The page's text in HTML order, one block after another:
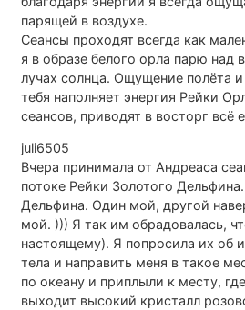
парящей в воздухе.
Сеансы проходят всегда как
я в образе белого орла парю над
лучах солнца. Ощущение полёта
тебя наполняет энергия Рейки
сеансов, приводят в восторг всё
juli6505
Вчера принимала от Андреаса
потоке Рейки Золотого
Дельфина. Один мой, другой
мой. ))) Я так им обрадовалась,
настоящему). Я попросила их об
тела и направить меня в такое
по океану и приплыли к месту,
выходит высокий кристалл